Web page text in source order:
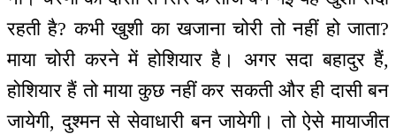
रहती है? कभी खुशी का खजाना चोरी तो नहीं हो जाता?
माया चोरी करने में होशियार है। अगर सदा बहादुर हैं,
होशियार हैं तो माया कुछ नहीं कर सकती और ही दासी बन
जायेगी, दुश्मन से सेवाधारी बन जायेगी। तो ऐसे मायाजीत